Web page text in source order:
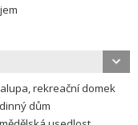
rekreační domek
dům